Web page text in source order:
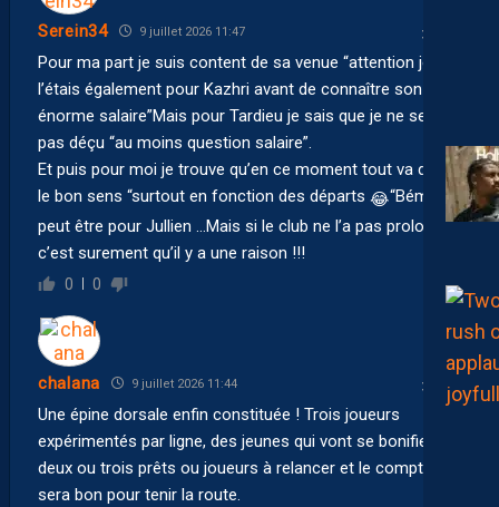
Serein34 9 juillet 2026 11:47
Pour ma part je suis content de sa venue “attention je
l’étais également pour Kazhri avant de connaître son
énorme salaire”Mais pour Tardieu je sais que je ne serais
pas déçu “au moins question salaire”.
Et puis pour moi je trouve qu’en ce moment tout va dans
le bon sens “surtout en fonction des départs 😂“Bémol
peut être pour Jullien …Mais si le club ne l’a pas prolongé
c’est surement qu’il y a une raison !!!
0 0
chalana 9 juillet 2026 11:44
Une épine dorsale enfin constituée ! Trois joueurs
expérimentés par ligne, des jeunes qui vont se bonifier,
deux ou trois prêts ou joueurs à relancer et le compte
sera bon pour tenir la route.